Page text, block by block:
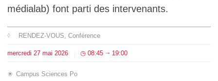
médialab) font parti des intervenants.
RENDEZ-VOUS , Conférence
mercredi 27 mai 2026 08:45 ⇥ 19:00
Campus Sciences Po